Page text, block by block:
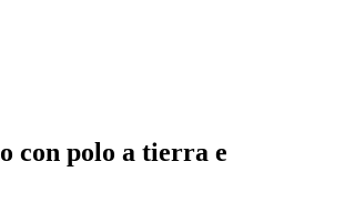
con polo a tierra e